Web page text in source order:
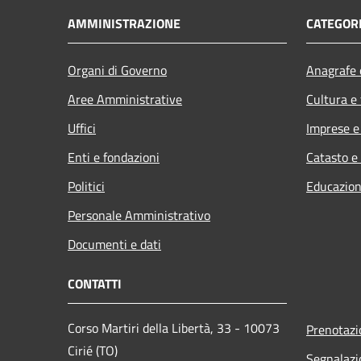
AMMINISTRAZIONE
Organi di Governo
Aree Amministrative
Uffici
Enti e fondazioni
Politici
Personale Amministrativo
Documenti e dati
Cultura
Imprese
Catasto
CONTATTI
Corso Martiri della Libertà, 33 - 10073
Cirié (TO)